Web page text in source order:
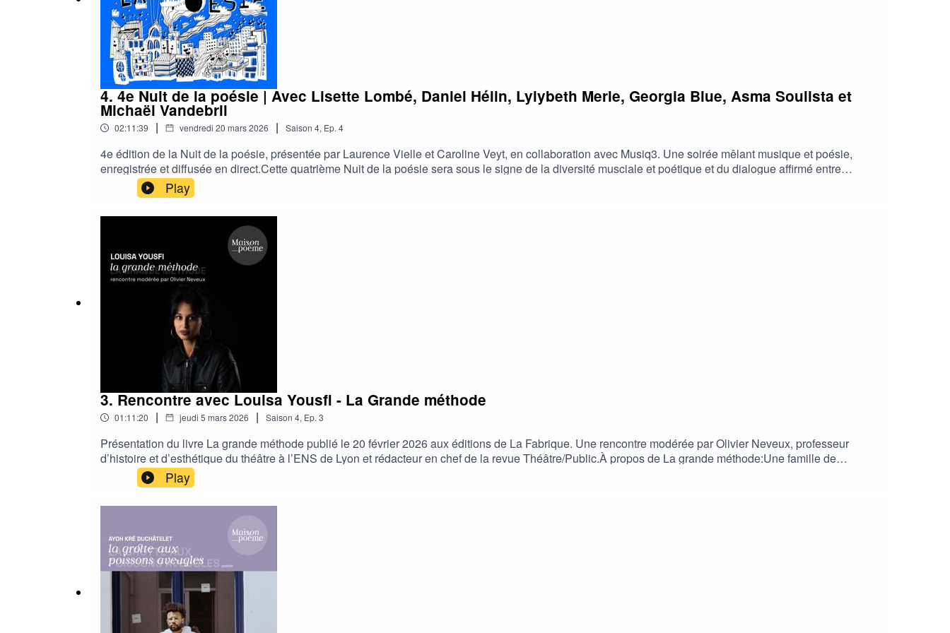
4. 4e Nuit de la poésie | Avec Lisette Lombé, Daniel Hélin, Lylybeth Merle, Georgia Blue, Asma Soulista et
Michaël Vandebril
02:11:39 | vendredi 20 mars 2026 | Saison 4, Ep. 4
4e édition de la Nuit de la poésie, présentée par Laurence Vielle et Caroline Veyt, en collaboration avec Musiq3. Une soirée mêlant musique et poésie,
enregistrée et diffusée en direct.Cette quatrième Nuit de la poésie sera sous le signe de la diversité musciale et poétique et du dialogue affirmé entre
musique et poésie. Les invités et invitées présent·es s’engageront dans une nuit aux allures d’un cabaret confrontant et joyeux qui déploiera les failles et les
facettes de notre monde en équilibre fragile.
Play
3. Rencontre avec Louisa Yousfi - La Grande méthode
01:11:20 | jeudi 5 mars 2026 | Saison 4, Ep. 3
Présentation du livre La grande méthode publié le 20 février 2026 aux éditions de La Fabrique. Une rencontre modérée par Olivier Neveux, professeur
d’histoire et d’esthétique du théâtre à l’ENS de Lyon et rédacteur en chef de la revue Théâtre/Public.À propos de La grande méthode:Une famille de
l’immigration algérienne part enterrer le père au pays. Au cours de ce voyage, perturbé par des apparitions, quelque chose se décante : le secret des
peuples que l’exil échoue à faire oublier.La grande méthode explore la couture délicate entre le monde visible et les mondes invisibles qui persévèrent
dans l’ombre et habitent encore les esprits « occidentés ».
Play